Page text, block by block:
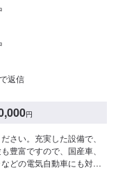
返信
円
さい。充実した設備で、
豊富ですので、国産車、
どの電気自動車にも対応